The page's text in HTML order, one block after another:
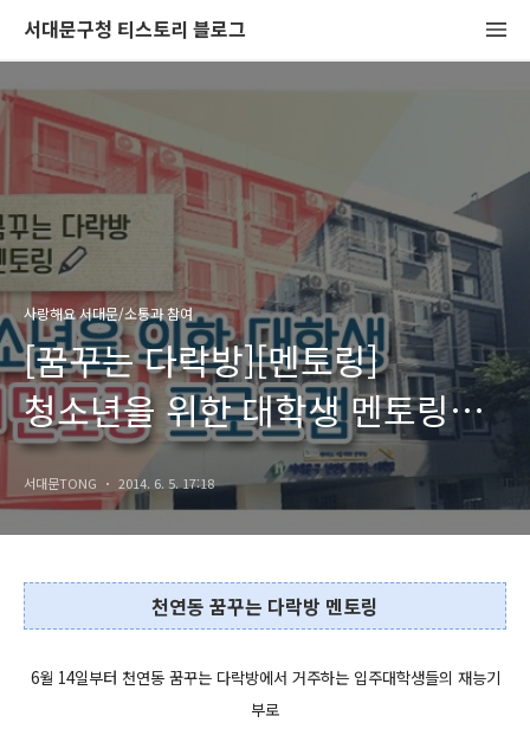
서대문구청 티스토리 블로그
사랑해요 서대문/소통과 참여
[꿈꾸는 다락방][멘토링]
청소년을 위한 대학생 멘토링
프로그램
서대문TONG 2014. 6. 5. 17:18
천연동 꿈꾸는 다락방 멘토링
6월 14일부터 천연동 꿈꾸는 다락방에서 거주하는 입주대학생들의 재능기
부로